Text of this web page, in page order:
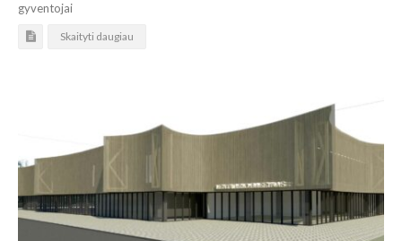
gyventojai
Skaityti daugiau